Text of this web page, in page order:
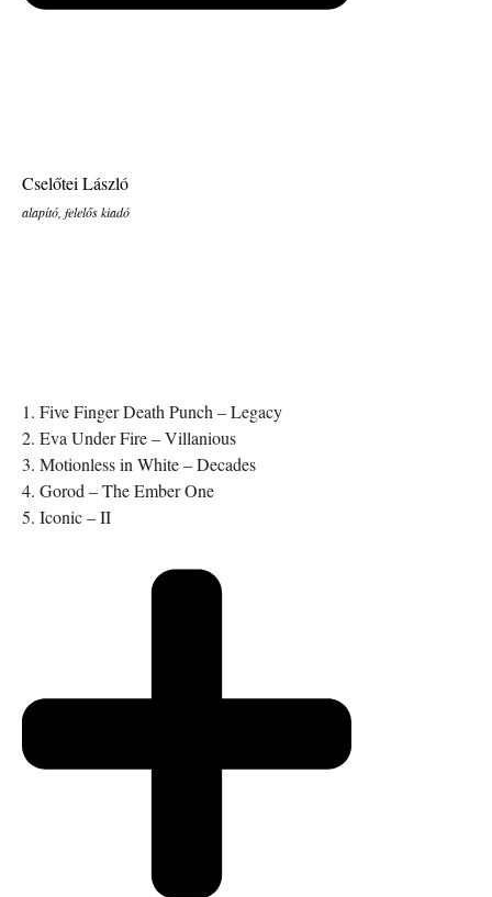
Cselőtei László
alapító, felelős kiadó
1. Five Finger Death Punch – Legacy
2. Eva Under Fire – Villanious
3. Motionless in White – Decades
4. Gorod – The Ember One
5. Iconic – II